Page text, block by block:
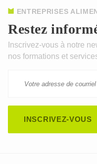
Restez
ENTREPRISES
Inscrivez-vous à notre
nos formations et